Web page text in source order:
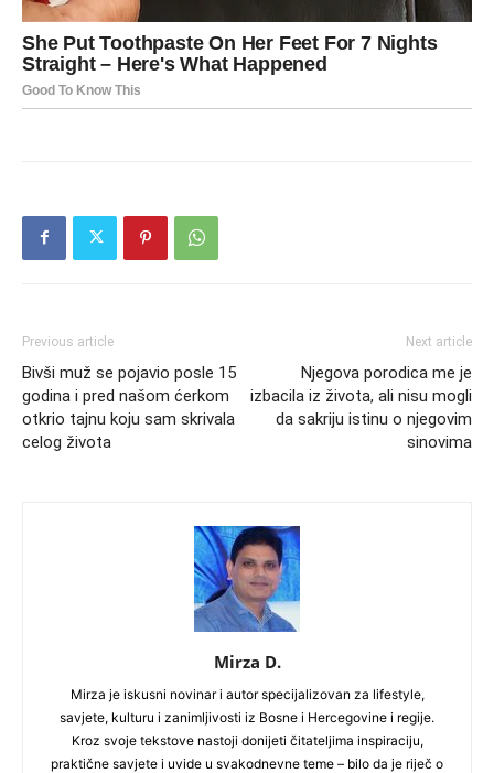
Previous article
Bivši muž se pojavio posle 15
godina i pred našom ćerkom
otkrio tajnu koju sam skrivala
celog života
Next article
Njegova porodica me je
izbacila iz života, ali nisu mogli
da sakriju istinu o njegovim
sinovima
Mirza D.
Mirza je iskusni novinar i autor specijalizovan za lifestyle,
savjete, kulturu i zanimljivosti iz Bosne i Hercegovine i regije.
Kroz svoje tekstove nastoji donijeti čitateljima inspiraciju,
praktične savjete i uvide u svakodnevne teme – bilo da je riječ o